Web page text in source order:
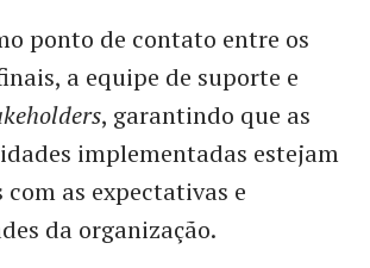
ponto de contato entre os
a equipe de suporte e
, garantindo que as
implementadas estejam
as expectativas e
da organização.